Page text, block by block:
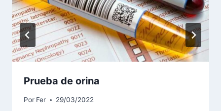
Prueba de orina
Por Fer 29/03/2022